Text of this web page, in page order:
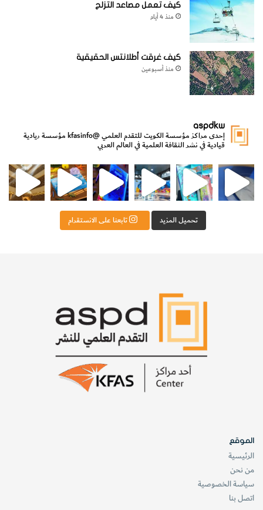
كيف تعمل مصاعد التزلج
منذ 4 أيام
كيف غرقت أطلانتس الحقيقية
منذ أسبوعين
aspdkw
إحدى مراكز مؤسسة الكويت للتقدم العلمي@kfasinfo مؤسسة ريادية
قيادية في نشر الثقافة العلمية في العالم العربي
لشؤون الش
من الأعماق نكتشف ومن الكتب نتعلّم
⁨ ⁨ نتشرف بدعوتكم لزيارة جناح التقدم العلمي للنشر ⁨ رجعنا! ما كنّا بعيد! مجهزين لكم كل جديد!⁩
تحميل المزيد تابعنا على الانستقرام
الموقع
الرئيسية
من نحن
سياسة الخصوصية
اتصل بنا